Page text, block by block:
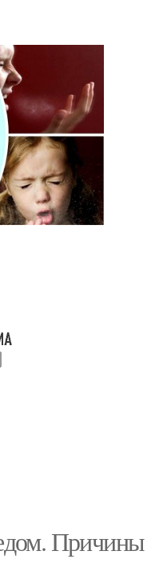
Причины